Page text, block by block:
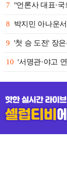
7 "언론사 대표·
8 박지민 아나운
9 '첫 승 도전' 장
10 '서명관·야고